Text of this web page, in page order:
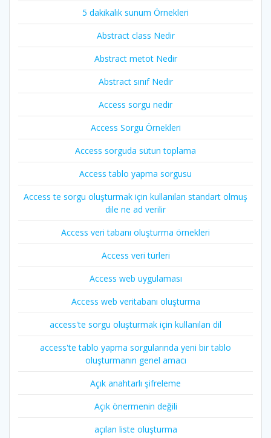
5 dakikalık sunum Örnekleri
Abstract class Nedir
Abstract metot Nedir
Abstract sınıf Nedir
Access sorgu nedir
Access Sorgu Örnekleri
Access sorguda sütun toplama
Access tablo yapma sorgusu
Access te sorgu oluşturmak için kullanılan standart olmuş
dile ne ad verilir
Access veri tabanı oluşturma örnekleri
Access veri türleri
Access web uygulaması
Access web veritabanı oluşturma
access'te sorgu oluşturmak için kullanılan dil
access'te tablo yapma sorgularında yeni bir tablo
oluşturmanın genel amacı
Açık anahtarlı şifreleme
Açık önermenin değili
açılan liste oluşturma